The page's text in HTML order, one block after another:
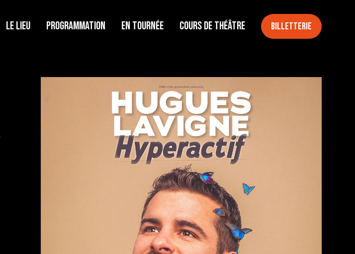
Le lieu Programmation En tournée Cours de théâtre Billetterie